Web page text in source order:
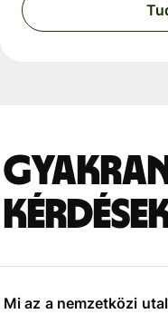
Mi az a nemzetközi